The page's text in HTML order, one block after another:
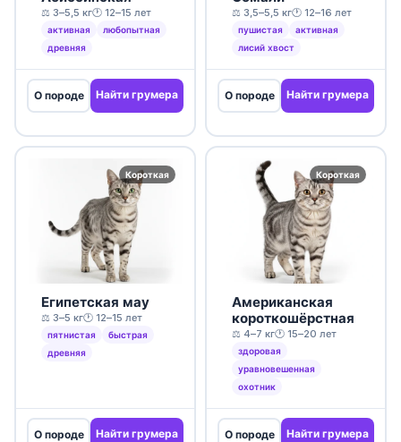
⚖️ 3–5,5 кг🕐 12–15 лет
активная
любопытная
древняя
О породе Найти грумера
⚖️ 3,5–5,5 кг🕐 12–16 лет
пушистая
активная
лисий хвост
О породе Найти грумера
Короткая
Египетская мау
⚖️ 3–5 кг🕐 12–15 лет
пятнистая
быстрая
древняя
О породе Найти грумера
Короткая
Американская
короткошёрстная
⚖️ 4–7 кг🕐 15–20 лет
здоровая
уравновешенная
охотник
О породе Найти грумера